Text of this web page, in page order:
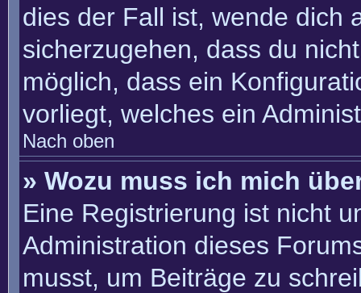
dies der Fall ist, wende dich
sicherzugehen, dass du
möglich, dass ein
vorliegt, welches ein
Nach oben
» Wozu muss ich mich
Eine Registrierung ist nicht
Administration dieses
musst, um Beiträge zu